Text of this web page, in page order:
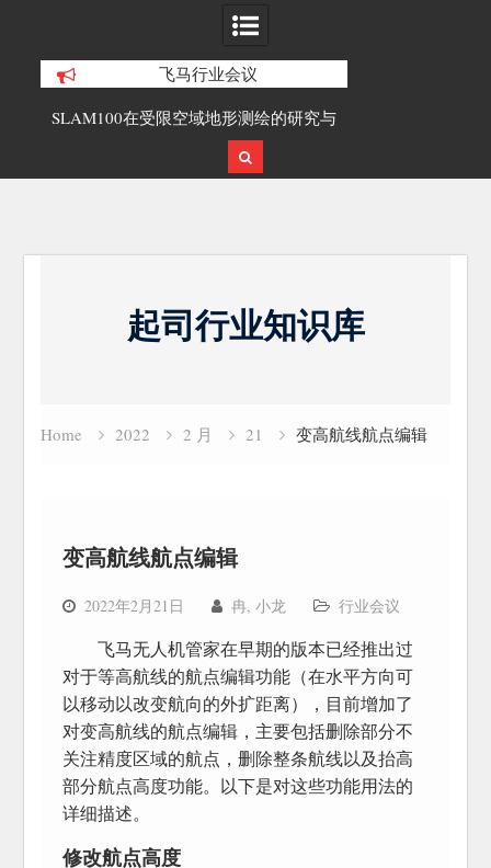
飞马行业会议
SLAM100在受限空域地形测绘的研究与
起司行业知识库
Home 2022 2 月 21 变高航线航点编辑
变高航线航点编辑
2022年2月21日 冉, 小龙 行业会议
飞马无人机管家在早期的版本已经推出过
对于等高航线的航点编辑功能（在水平方向可
以移动以改变航向的外扩距离），目前增加了
对变高航线的航点编辑，主要包括删除部分不
关注精度区域的航点，删除整条航线以及抬高
部分航点高度功能。以下是对这些功能用法的
详细描述。
修改航点高度